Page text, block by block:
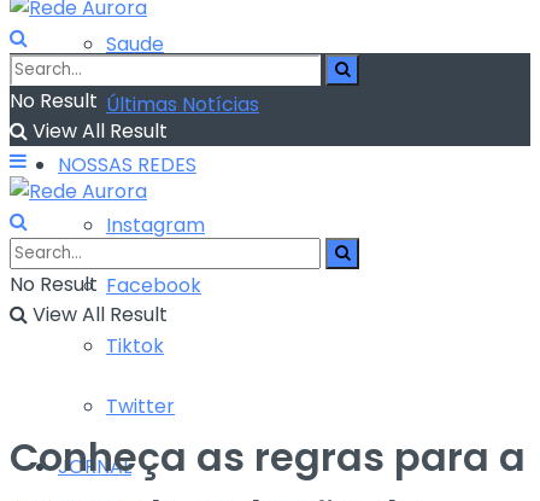
Saude
Últimas Notícias
NOSSAS REDES
Instagram
Facebook
Tiktok
Twitter
JORNAL
No Result
View All Result
No Result
View All Result
Conheça as regras para a